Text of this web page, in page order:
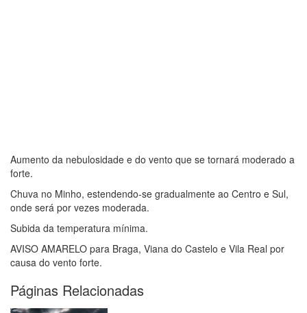
Aumento da nebulosidade e do vento que se tornará moderado a
forte.
Chuva no Minho, estendendo-se gradualmente ao Centro e Sul,
onde será por vezes moderada.
Subida da temperatura mínima.
AVISO AMARELO para Braga, Viana do Castelo e Vila Real por
causa do vento forte.
Páginas Relacionadas